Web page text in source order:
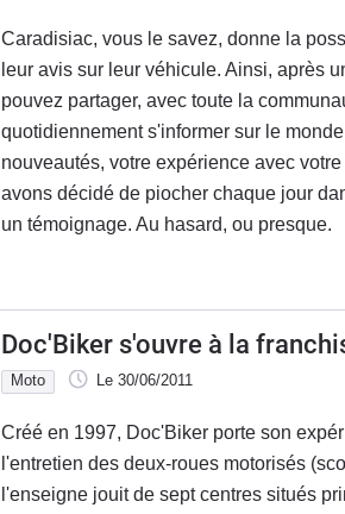
Caradisiac, vous le savez, donne la
leur avis sur leur véhicule. Ainsi, après
pouvez partager, avec toute la
quotidiennement s'informer sur le
nouveautés, votre expérience avec
avons décidé de piocher chaque jour
un témoignage. Au hasard, ou presque.
Doc'Biker s'ouvre à la
Moto Le 30/06/2011
Créé en 1997, Doc'Biker porte son
l'entretien des deux-roues motorisés
l'enseigne jouit de sept centres situés